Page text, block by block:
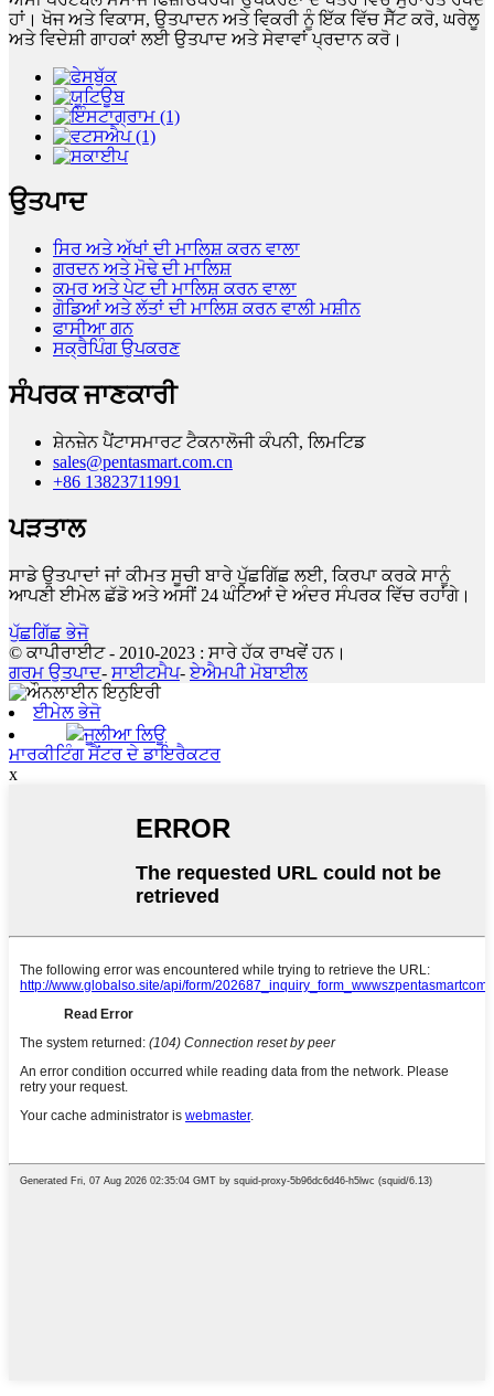
ਹਾਂ। ਖੋਜ ਅਤੇ ਵਿਕਾਸ, ਉਤਪਾਦਨ ਅਤੇ ਵਿਕਰੀ ਨੂੰ ਇੱਕ ਵਿੱਚ ਸੈੱਟ ਕਰੋ, ਘਰੇਲੂ
ਅਤੇ ਵਿਦੇਸ਼ੀ ਗਾਹਕਾਂ ਲਈ ਉਤਪਾਦ ਅਤੇ ਸੇਵਾਵਾਂ ਪ੍ਰਦਾਨ ਕਰੋ।
ਉਤਪਾਦ
ਸਿਰ ਅਤੇ ਅੱਖਾਂ ਦੀ ਮਾਲਿਸ਼ ਕਰਨ ਵਾਲਾ
ਗਰਦਨ ਅਤੇ ਮੋਢੇ ਦੀ ਮਾਲਿਸ਼
ਕਮਰ ਅਤੇ ਪੇਟ ਦੀ ਮਾਲਿਸ਼ ਕਰਨ ਵਾਲਾ
ਗੋਡਿਆਂ ਅਤੇ ਲੱਤਾਂ ਦੀ ਮਾਲਿਸ਼ ਕਰਨ ਵਾਲੀ ਮਸ਼ੀਨ
ਫਾਸੀਆ ਗਨ
ਸਕ੍ਰੈਪਿੰਗ ਉਪਕਰਣ
ਸੰਪਰਕ ਜਾਣਕਾਰੀ
ਸ਼ੇਨਜ਼ੇਨ ਪੈਂਟਾਸਮਾਰਟ ਟੈਕਨਾਲੋਜੀ ਕੰਪਨੀ, ਲਿਮਟਿਡ
sales@pentasmart.com.cn
+86 13823711991
ਪੜਤਾਲ
ਸਾਡੇ ਉਤਪਾਦਾਂ ਜਾਂ ਕੀਮਤ ਸੂਚੀ ਬਾਰੇ ਪੁੱਛਗਿੱਛ ਲਈ, ਕਿਰਪਾ ਕਰਕੇ ਸਾਨੂੰ
ਆਪਣੀ ਈਮੇਲ ਛੱਡੋ ਅਤੇ ਅਸੀਂ 24 ਘੰਟਿਆਂ ਦੇ ਅੰਦਰ ਸੰਪਰਕ ਵਿੱਚ ਰਹਾਂਗੇ।
ਪੁੱਛਗਿੱਛ ਭੇਜੋ
© ਕਾਪੀਰਾਈਟ - 2010-2023 : ਸਾਰੇ ਹੱਕ ਰਾਖਵੇਂ ਹਨ।
ਗਰਮ ਉਤਪਾਦ- ਸਾਈਟਮੈਪ-ਏਐਮਪੀ ਮੋਬਾਈਲ
ਈਮੇਲ ਭੇਜੋ
ਜੂਲੀਆ ਲਿਊ
ਮਾਰਕੀਟਿੰਗ ਸੈਂਟਰ ਦੇ ਡਾਇਰੈਕਟਰ
x